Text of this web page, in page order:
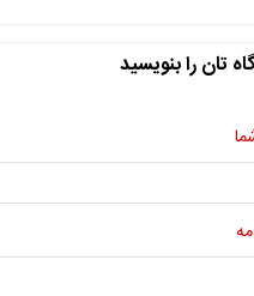
تان را بنویسید